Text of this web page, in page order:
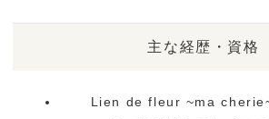
主な経歴・資格
Lien de fleur ~ma